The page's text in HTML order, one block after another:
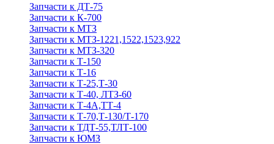
Запчасти к ДТ-75
Запчасти к К-700
Запчасти к МТЗ
Запчасти к МТЗ-1221,1522,1523,922
Запчасти к МТЗ-320
Запчасти к Т-150
Запчасти к Т-16
Запчасти к Т-25,Т-30
Запчасти к Т-40, ЛТЗ-60
Запчасти к Т-4А,ТТ-4
Запчасти к Т-70,Т-130/Т-170
Запчасти к ТДТ-55,ТЛТ-100
Запчасти к ЮМЗ